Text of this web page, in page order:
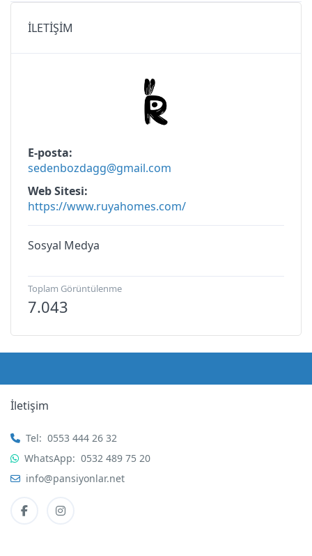
İLETİŞİM
E-posta
sedenbozdagg@gmail.com
Web Sitesi
https://www.ruyahomes.com/
Sosyal Medya
Toplam Görüntülenme
7.043
İletişim
Tel: 0553 444 26 32
WhatsApp: 0532 489 75 20
info@pansiyonlar.net